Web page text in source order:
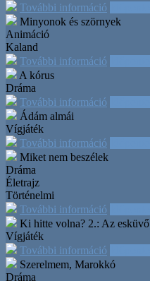
További információ
Minyonok és szörnyek
Animáció
Kaland
További információ
A kórus
Dráma
További információ
Ádám almái
Vígjáték
További információ
Miket nem beszélek
Dráma
Életrajz
Történelmi
További információ
Ki hitte volna? 2.: Az esküvő
Vígjáték
További információ
Szerelmem, Marokkó
Dráma